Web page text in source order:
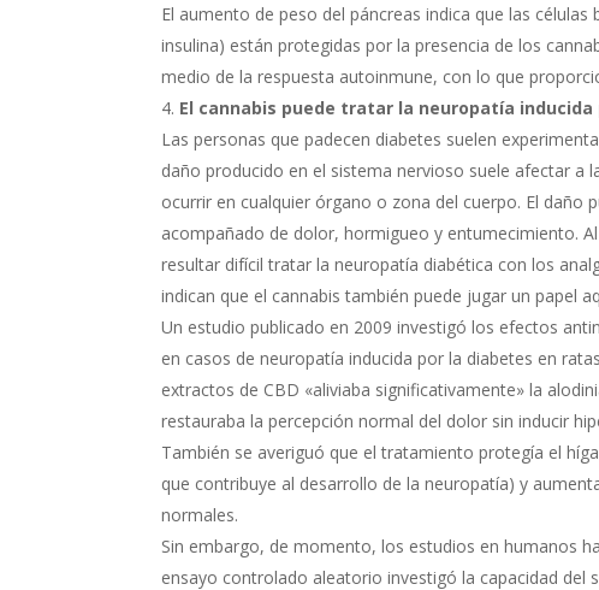
El aumento de peso del páncreas indica que las
insulina) están protegidas por la presencia de los
medio de la respuesta autoinmune, con lo que
El cannabis puede tratar la neuropatía
Las personas que padecen diabetes suelen
daño producido en el sistema nervioso suele afectar a
ocurrir en cualquier órgano o zona del cuerpo. El
acompañado de dolor, hormigueo y entumecimiento.
resultar difícil tratar la neuropatía diabética con los
indican que el cannabis también puede jugar un papel
Un estudio publicado en 2009 investigó los efectos
en casos de neuropatía inducida por la diabetes en
extractos de CBD «aliviaba significativamente» la
restauraba la percepción normal del dolor sin inducir
También se averiguó que el tratamiento protegía el
que contribuye al desarrollo de la neuropatía) y
normales.
Sin embargo, de momento, los estudios en humanos
ensayo controlado aleatorio investigó la capacidad del